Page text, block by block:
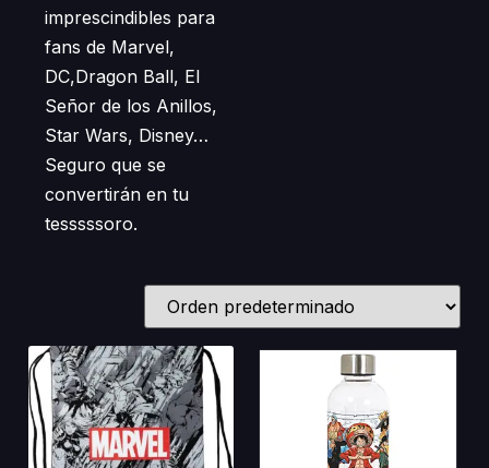
imprescindibles para
fans de Marvel,
DC,Dragon Ball, El
Señor de los Anillos,
Star Wars, Disney…
Seguro que se
convertirán en tu
tesssssoro.